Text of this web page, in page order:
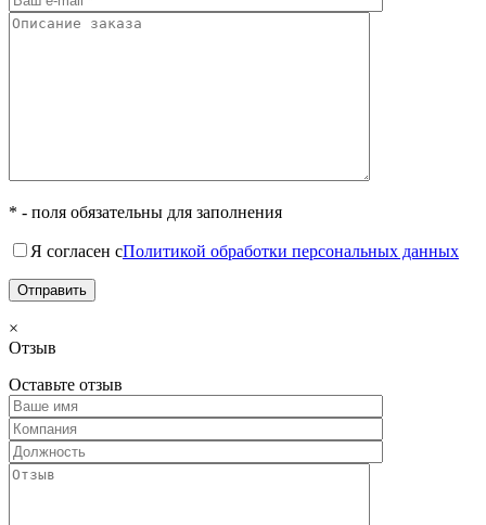
* - поля обязательны для заполнения
Я согласен сПолитикой обработки персональных данных
×
Отзыв
Оставьте отзыв